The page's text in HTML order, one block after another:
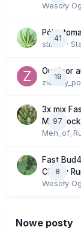
Wesoły
41
stix33 ·
19
Outdoor
97
3x mix
8
Fast
Cherry
Wesoły
Nowe posty